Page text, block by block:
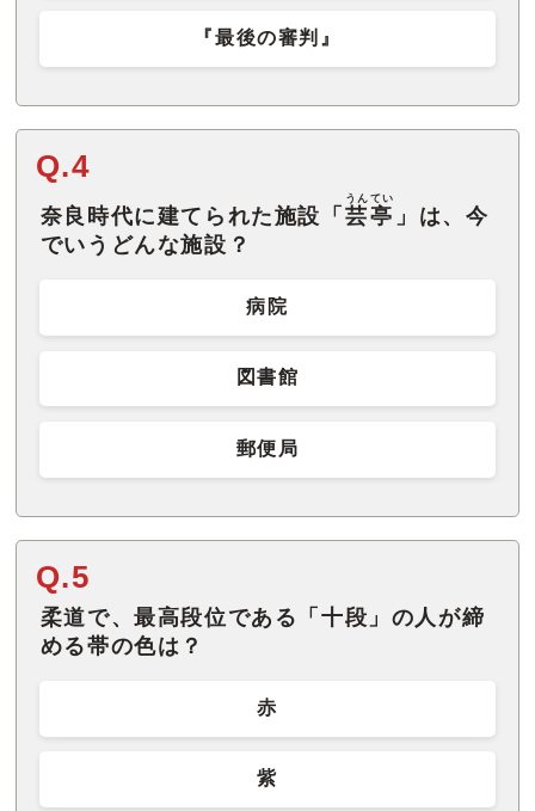
『最後の審判』
Q.4
奈良時代に建てられた施設「 芸亭
うんてい
」は、今
でいうどんな施設？
病院
図書館
郵便局
Q.5
柔道で、最高段位である「十段」の人が締
める帯の色は？
赤
紫